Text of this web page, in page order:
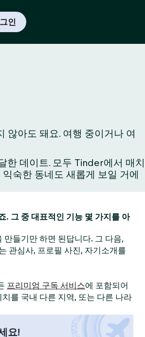
인
않아도 돼요. 여행 중이거나 여
한 데이트. 모두 Tinder에서 매치
숙한 동네도 새롭게 보일 거에
. 그 중 대표적인 기능 몇 가지를 아
만들기만 하면 된답니다. 그 다음,
관심사, 프로필 사진, 자기소개를
프리미엄 구독 서비스에 포함되어
를 국내 다른 지역, 또는 다른 나라
요!